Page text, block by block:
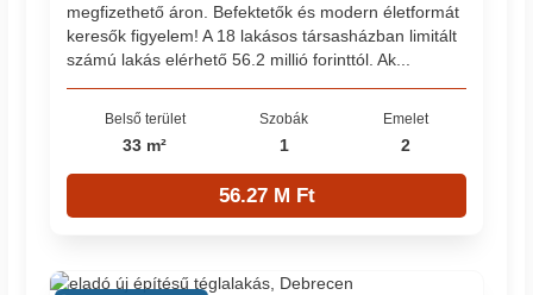
megfizethető áron. Befektetők és modern életformát
keresők figyelem! A 18 lakásos társasházban limitált
számú lakás elérhető 56.2 millió forinttól. Ak...
Belső terület
33 m²
Szobák
1
Emelet
2
56.27 M Ft